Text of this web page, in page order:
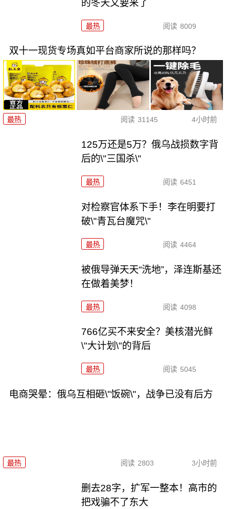
的冬天又要来了
最热 阅读 8009
双十一现货专场真如平台商家所说的那样吗？
最热 阅读 31145 4小时前
125万还是5万？俄乌战损数字背
后的\"三国杀\"
最热 阅读 6451
对检察官体系下手！李在明要打
破\"青瓦台魔咒\"
最热 阅读 4464
被俄导弹天天“洗地”，泽连斯基还
在做着美梦！
最热 阅读 4098
766亿买不来安全？美核潜光鲜
\"大计划\"的背后
最热 阅读 5045
电商哭晕：俄乌互相砸\"饭碗\"，战争已没有后方
最热 阅读 2803 3小时前
删去28字，扩军一整本！高市的
把戏骗不了东大